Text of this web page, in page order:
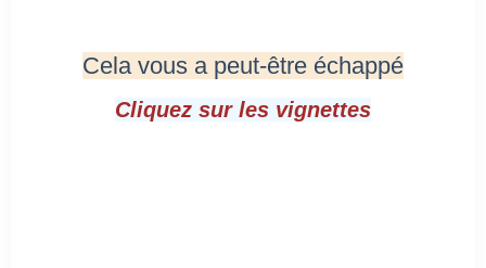
Cela vous a peut-être échappé
Cliquez sur les vignettes